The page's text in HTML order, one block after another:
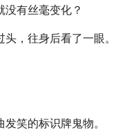
有丝毫变化？
，往身后看了一眼。
笑的标识牌鬼物。